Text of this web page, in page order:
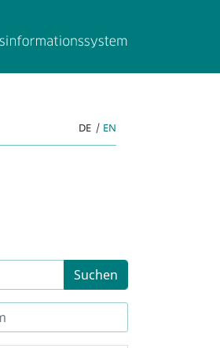
DE | EN
Suchen